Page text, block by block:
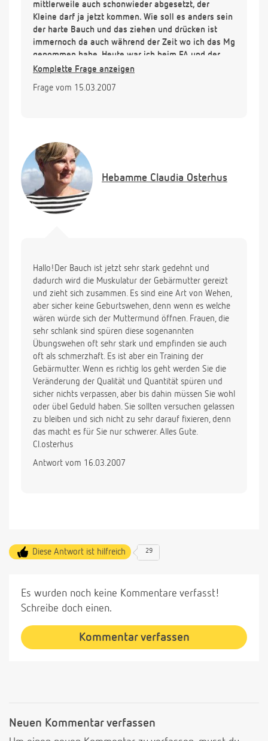
mittlerweile auch schonwieder abgesetzt, der
Kleine darf ja jetzt kommen. Wie soll es anders sein
der harte Bauch und das ziehen und drücken ist
immernoch da auch während der Zeit wo ich das Mg
genommen habe. Heute war ich beim FA und der
sagte mir mal wieder "sie haben keine Wehen" - ich
weich mittlerweile) und der Zervix immernoch
ich vor 2-3 Wochen im KH und da waren auf dem
CTG ca. alle 10 min. die Tiroler Alpen - alles ganz
komisch)
Lg Denise
Komplette Frage anzeigen
Frage vom 15.03.2007
Hebamme Claudia Osterhus
Hallo!Der Bauch ist jetzt sehr stark gedehnt und
dadurch wird die Muskulatur der Gebärmutter gereizt
und zieht sich zusammen. Es sind eine Art von Wehen,
aber sicher keine Geburtswehen, denn wenn es welche
wären würde sich der Muttermund öffnen. Frauen, die
sehr schlank sind spüren diese sogenannten
Übungswehen oft sehr stark und empfinden sie auch
oft als schmerzhaft. Es ist aber ein Training der
Gebärmutter. Wenn es richtig los geht werden Sie die
Veränderung der Qualität und Quantität spüren und
sicher nichts verpassen, aber bis dahin müssen Sie wohl
oder übel Geduld haben. Sie sollten versuchen gelassen
zu bleiben und sich nicht zu sehr darauf fixieren, denn
das macht es für Sie nur schwerer. Alles Gute.
Cl.osterhus
Antwort vom 16.03.2007
Diese Antwort ist hilfreich 29
Es wurden noch keine Kommentare verfasst!
Schreibe doch einen.
Kommentar verfassen
Neuen Kommentar verfassen